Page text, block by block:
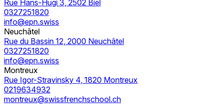
Rue Hans-Hugi 3, 2502 Biel
0327251820
info@epn.swiss
Neuchâtel
Rue du Bassin 12, 2000 Neuchâtel
0327251820
info@epn.swiss
Montreux
Rue Igor-Stravinsky 4, 1820 Montreux
0219634932
montreux@swissfrenchschool.ch